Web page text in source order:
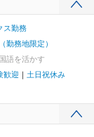
ス勤務
勤務地限定）
語を活かす
歓迎
土日祝休み